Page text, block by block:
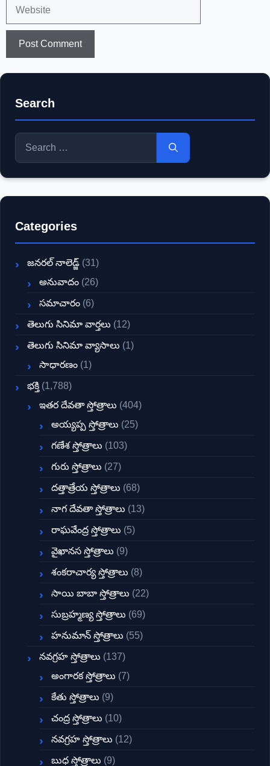
Search
Search
for:
Categories
జనరల్ నాలెడ్జ్ (31)
అనువాదం (26)
సమాచారం (6)
తెలుగు సినిమా వార్తలు (12)
తెలుగు సినిమా వ్యాసాలు (1)
సాధారణం (1)
భక్తి (1,788)
ఇతర దేవతా స్తోత్రాలు (404)
అయ్యప్ప స్తోత్రాలు (25)
గణేశ స్తోత్రాలు (103)
గురు స్తోత్రాలు (27)
దత్తాత్రేయ స్తోత్రాలు (68)
నాగ దేవతా స్తోత్రాలు (13)
రాఘవేంద్ర స్తోత్రాలు (5)
వైఖానస స్తోత్రాలు (9)
శంకరాచార్య స్తోత్రాలు (8)
సాయి బాబా స్తోత్రాలు (22)
సుబ్రహ్మణ్య స్తోత్రాలు (69)
హనుమాన్ స్తోత్రాలు (55)
నవగ్రహ స్తోత్రాలు (137)
అంగారక స్తోత్రాలు (7)
కేతు స్తోత్రాలు (9)
చంద్ర స్తోత్రాలు (10)
నవగ్రహ స్తోత్రాలు (12)
బుధ స్తోత్రాలు (9)